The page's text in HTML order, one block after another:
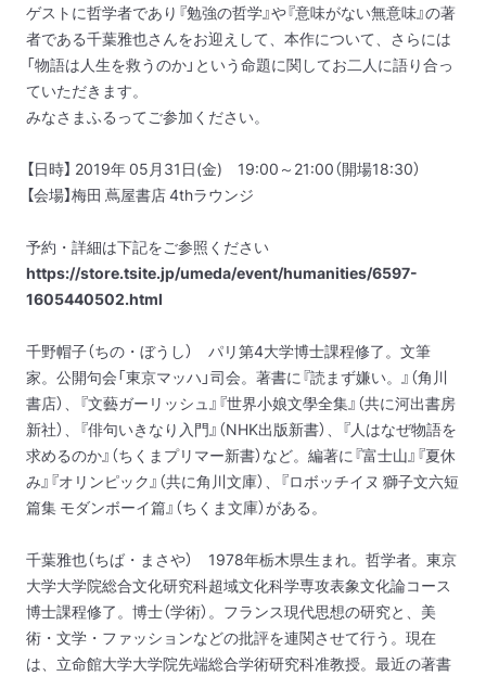
ゲストに哲学者であり『勉強の哲学』や『意味がない無意味』の著
者である千葉雅也さんをお迎えして、本作について、さらには
「物語は人生を救うのか」という命題に関してお二人に語り合っ
ていただきます。
みなさまふるってご参加ください。
【日時】 2019年 05月31日(金) 19:00～21:00（開場18:30）
【会場】梅田 蔦屋書店 4thラウンジ
予約・詳細は下記をご参照ください
https://store.tsite.jp/umeda/event/humanities/6597-
1605440502.html
千野帽子（ちの・ぼうし） パリ第4大学博士課程修了。文筆
家。公開句会「東京マッハ」司会。著書に『読まず嫌い。』（角川
書店）、『文藝ガーリッシュ』『世界小娘文學全集』（共に河出書房
新社）、『俳句いきなり入門』（NHK出版新書）、『人はなぜ物語を
求めるのか』（ちくまプリマー新書）など。編著に『富士山』『夏休
み』『オリンピック』（共に角川文庫）、『ロボッチイヌ 獅子文六短
篇集 モダンボーイ篇』（ちくま文庫）がある。
千葉雅也（ちば・まさや） 1978年栃木県生まれ。哲学者。東京
大学大学院総合文化研究科超域文化科学専攻表象文化論コース
博士課程修了。博士（学術）。フランス現代思想の研究と、美
術・文学・ファッションなどの批評を連関させて行う。現在
は、立命館大学大学院先端総合学術研究科准教授。最近の著書